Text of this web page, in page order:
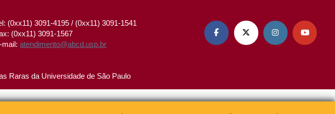
(0xx11) 3091-4195 / (0xx11) 3091-1541
(0xx11) 3091-1567
mail:atendimento@abcd.usp.br
   
Raras da Universidade de São Paulo